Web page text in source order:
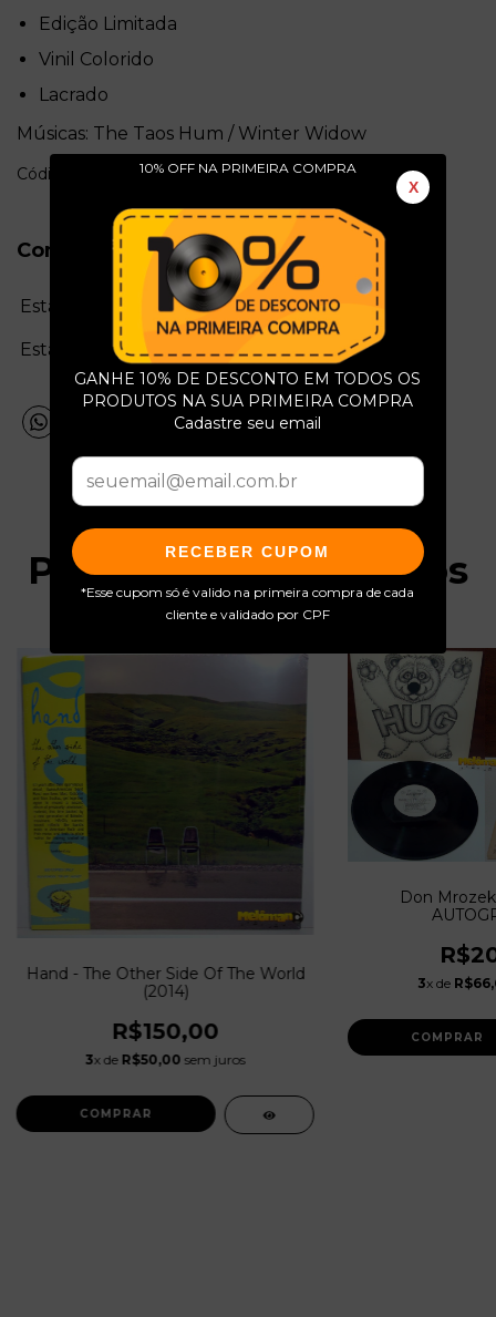
10% OFF NA PRIMEIRA COMPRA
X
GANHE 10% DE DESCONTO EM TODOS OS
PRODUTOS NA SUA PRIMEIRA COMPRA
Cadastre seu email
RECEBER CUPOM
*Esse cupom só é valido na primeira compra de cada
cliente e validado por CPF
Edição Limitada
Vinil Colorido
Lacrado
Músicas: The Taos Hum / Winter Widow
Código: l697
Conservação do Produto
Estado da mídia:
Estado da capa:
Produtos relacionados
Hand - The Other Side Of The World
(2014)
R$150,00
3x de R$50,00 sem juros
Don
3x de